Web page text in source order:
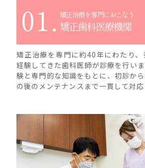
01. 矯正治療を専門におこなう
矯正歯科医療機関
矯正治療を専門に約40年にわたり、
経験してきた歯科医師が診療を行い
験と専門的な知識をもとに、初診か
の後のメンテナンスまで一貫して対応